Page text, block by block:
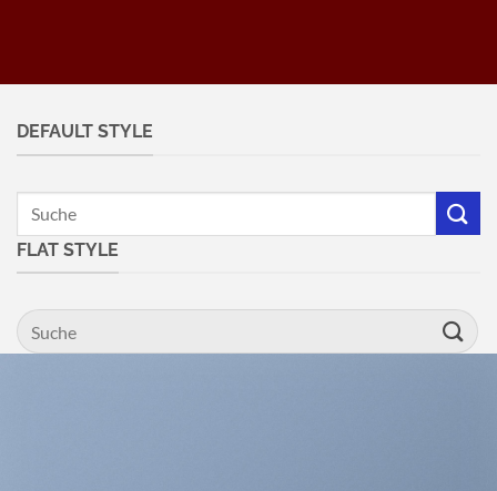
DEFAULT STYLE
FLAT STYLE